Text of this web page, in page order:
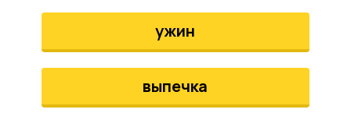
ужин
выпечка